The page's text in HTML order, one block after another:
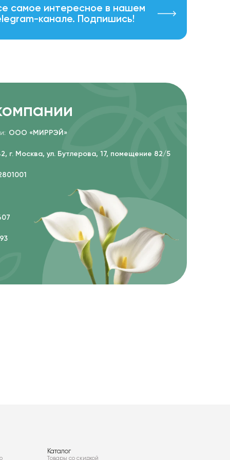
самое интересное в нашем
канале. Подпишись!
ООО «МИРРЭЙ»
г. Москва, ул. Бутлерова, 17, помещение 82/5
Каталог
Товары со скидкой